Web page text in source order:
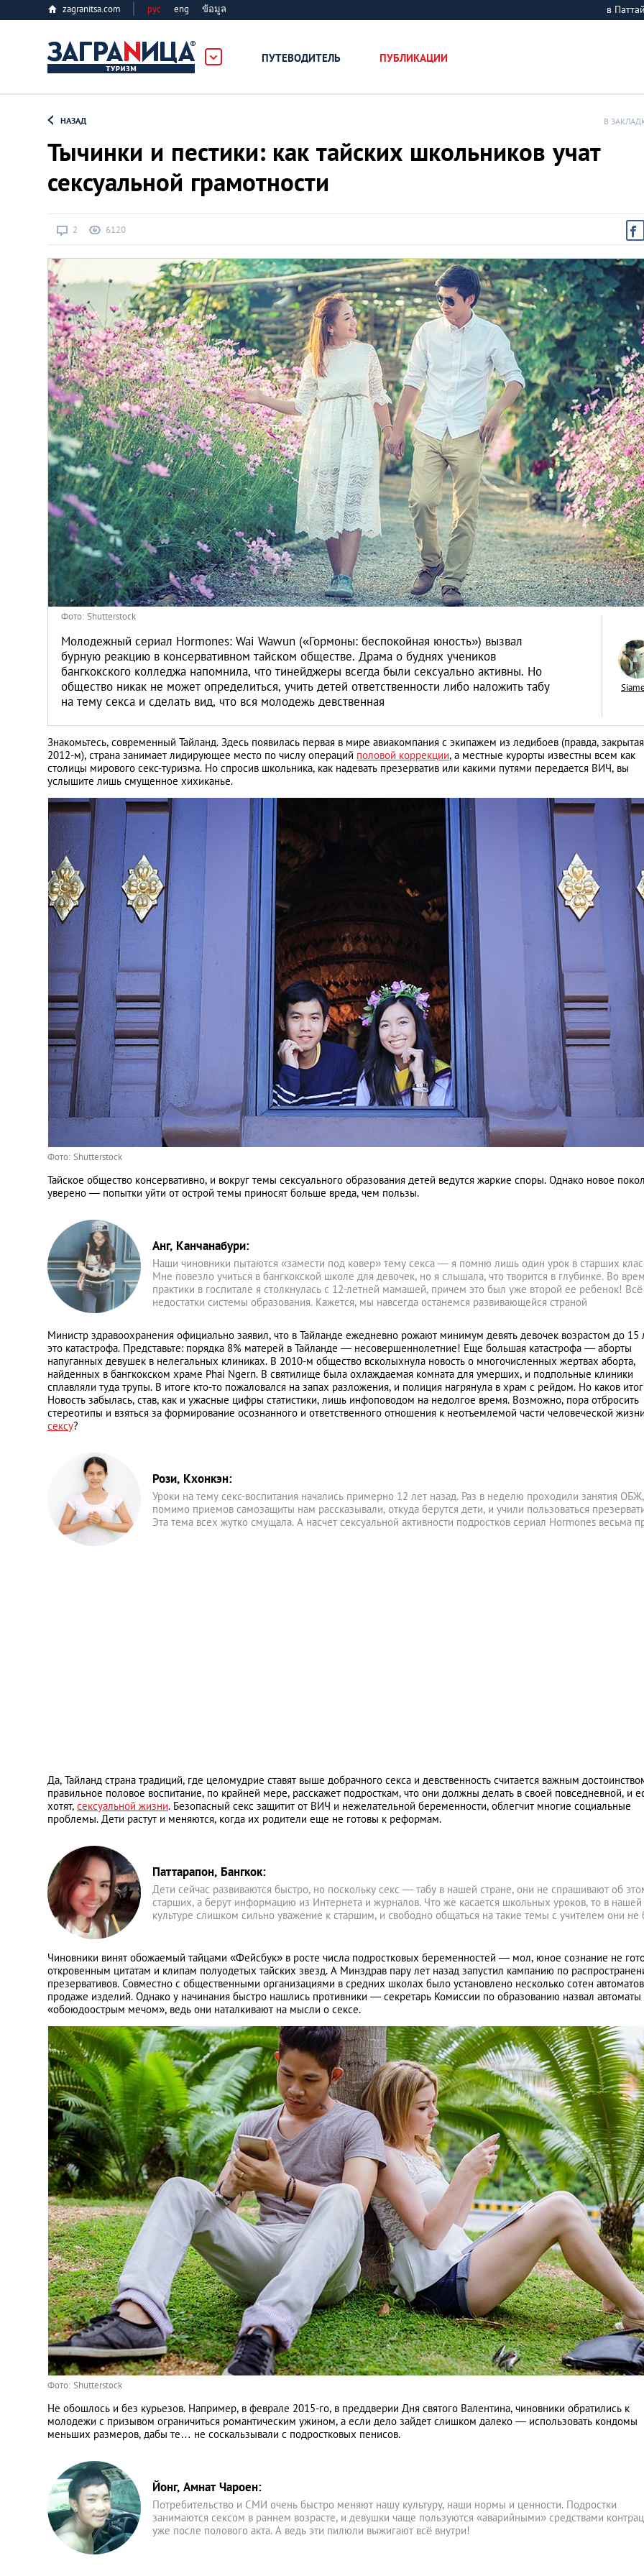
zagranitsa.com рус eng ข้อมูล в
ПУТЕВОДИТЕЛЬ ПУБЛИКАЦИИ
Алматы
Афины
Киев
Лондон
Лос-Анджелес
Москва
Париж
Паттайя
Пхукет
Санкт-Петербург
НАЗАД В
Тычинки и пестики: как тайских школьников учат
сексуальной грамотности
2 6120
Фото: Shutterstock
Молодежный сериал Hormones: Wai Wawun («Гормоны: беспокойная юность») вызвал
бурную реакцию в консервативном тайском обществе. Драма о буднях учеников
бангкокского колледжа напомнила, что тинейджеры всегда были сексуально активны. Но
общество никак не может определиться, учить детей ответственности либо наложить табу
на тему секса и сделать вид, что вся молодежь девственная
Знакомьтесь, современный Тайланд. Здесь появилась первая в мире авиакомпания с экипажем из ледибоев (правда,
2012-м), страна занимает лидирующее место по числу операций половой коррекции, а местные курорты известны всем как
столицы мирового секс-туризма. Но спросив школьника, как надевать презерватив или какими путями передается ВИЧ, вы
услышите лишь смущенное хихиканье.
Фото: Shutterstock
Тайское общество консервативно, и вокруг темы сексуального образования детей ведутся жаркие споры. Однако новое
уверено — попытки уйти от острой темы приносят больше вреда, чем пользы.
Анг, Канчанабури:
Наши чиновники пытаются «замести под ковер» тему секса — я помню лишь один урок в старших
Мне повезло учиться в бангкокской школе для девочек, но я слышала, что творится в глубинке. Во
практики в госпитале я столкнулась с 12-летней мамашей, причем это был уже второй ее ребенок! Всё
недостатки системы образования. Кажется, мы навсегда останемся развивающейся страной
Министр здравоохранения официально заявил, что в Тайланде ежедневно рожают минимум девять девочек возрастом до 15
это катастрофа. Представьте: порядка 8% матерей в Тайланде — несовершеннолетние! Еще большая катастрофа — аборты
напуганных девушек в нелегальных клиниках. В 2010-м общество всколыхнула новость о многочисленных жертвах аборта,
найденных в бангкокском храме Phai Ngern. В святилище была охлаждаемая комната для умерших, и подпольные клиники
сплавляли туда трупы. В итоге кто-то пожаловался на запах разложения, и полиция нагрянула в храм с рейдом. Но каков
Новость забылась, став, как и ужасные цифры статистики, лишь инфоповодом на недолгое время. Возможно, пора отбросить
стереотипы и взяться за формирование осознанного и ответственного отношения к неотъемлемой части человеческой
сексу?
Рози, Кхонкэн:
Уроки на тему секс-воспитания начались примерно 12 лет назад. Раз в неделю проходили занятия
помимо приемов самозащиты нам рассказывали, откуда берутся дети, и учили пользоваться
Эта тема всех жутко смущала. А насчет сексуальной активности подростков сериал Hormones весьма
Да, Тайланд страна традиций, где целомудрие ставят выше добрачного секса и девственность считается важным
правильное половое воспитание, по крайней мере, расскажет подросткам, что они должны делать в своей повседневной, и
хотят, сексуальной жизни. Безопасный секс защитит от ВИЧ и нежелательной беременности, облегчит многие социальные
проблемы. Дети растут и меняются, когда их родители еще не готовы к реформам.
Паттарапон, Бангкок:
Дети сейчас развиваются быстро, но поскольку секс — табу в нашей стране, они не спрашивают об
старших, а берут информацию из Интернета и журналов. Что же касается школьных уроков, то в нашей
культуре слишком сильно уважение к старшим, и свободно общаться на такие темы с учителем они не
Чиновники винят обожаемый тайцами «Фейсбук» в росте числа подростковых беременностей — мол, юное сознание не
откровенным цитатам и клипам полуодетых тайских звезд. А Минздрав пару лет назад запустил кампанию по
презервативов. Совместно с общественными организациями в средних школах было установлено несколько сотен
продаже изделий. Однако у начинания быстро нашлись противники — секретарь Комиссии по образованию назвал автоматы
«обоюдоострым мечом», ведь они наталкивают на мысли о сексе.
Фото: Shutterstock
Не обошлось и без курьезов. Например, в феврале 2015-го, в преддверии Дня святого Валентина, чиновники обратились к
молодежи с призывом ограничиться романтическим ужином, а если дело зайдет слишком далеко — использовать кондомы
меньших размеров, дабы те… не соскальзывали с подростковых пенисов.
Йонг, Амнат Чароен:
Потребительство и СМИ очень быстро меняют нашу культуру, наши нормы и ценности. Подростки
занимаются сексом в раннем возрасте, и девушки чаще пользуются «аварийными» средствами
уже после полового акта. А ведь эти пилюли выжигают всё внутри!
Год обезьяны:
пожеланиями от
LIFESTYLE